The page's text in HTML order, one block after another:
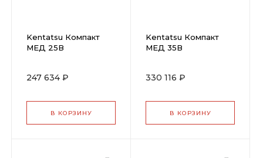
Kentatsu Компакт
МЕД 25В
247 634 ₽
В КОРЗИНУ
Kentatsu Компакт
МЕД 35В
330 116 ₽
В КОРЗИНУ